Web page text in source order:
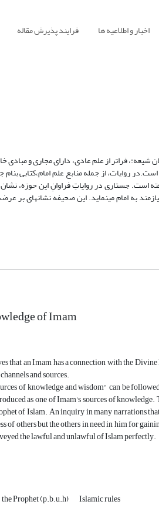
اخبار و اطلاعیه ها فرایند پذیرش مقاله
پیشوایان شیعه:، فراتر از علم عادی، دارای مجاری
روایات، از جمله منابع علم امام،کتابی
متعددی از پوست انجام پذیرفته است. جستاری در روایاتِ فراوانِ
نیازمند به امام می‏نماید. این صحیفه نشانه‏ای
of Imam
that an Imam has a connection with the
and sources.
of knowledge and wisdom" can be
as one of Imam's sources of
of Islam. An inquiry in many narrations
of others but the others in need in him for
the lawful and unlawful of Islam perfectly.
the Prophet (p.b.u.h) Islamic rules